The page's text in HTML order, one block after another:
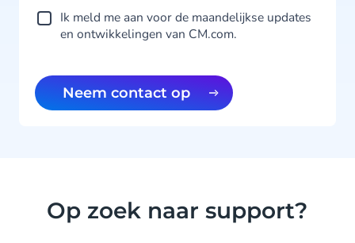
Ik meld me aan voor de maandelijkse updates
en ontwikkelingen van CM.com.
Neem contact op
Op zoek naar support?